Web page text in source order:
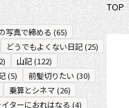
写真で締める (65)
どうでもよくない日記(25)
2) 山記(122)
(5) 前髪切りたい (30)
乗算とシネマ(26)
ターにおれはなる (4)
TOP